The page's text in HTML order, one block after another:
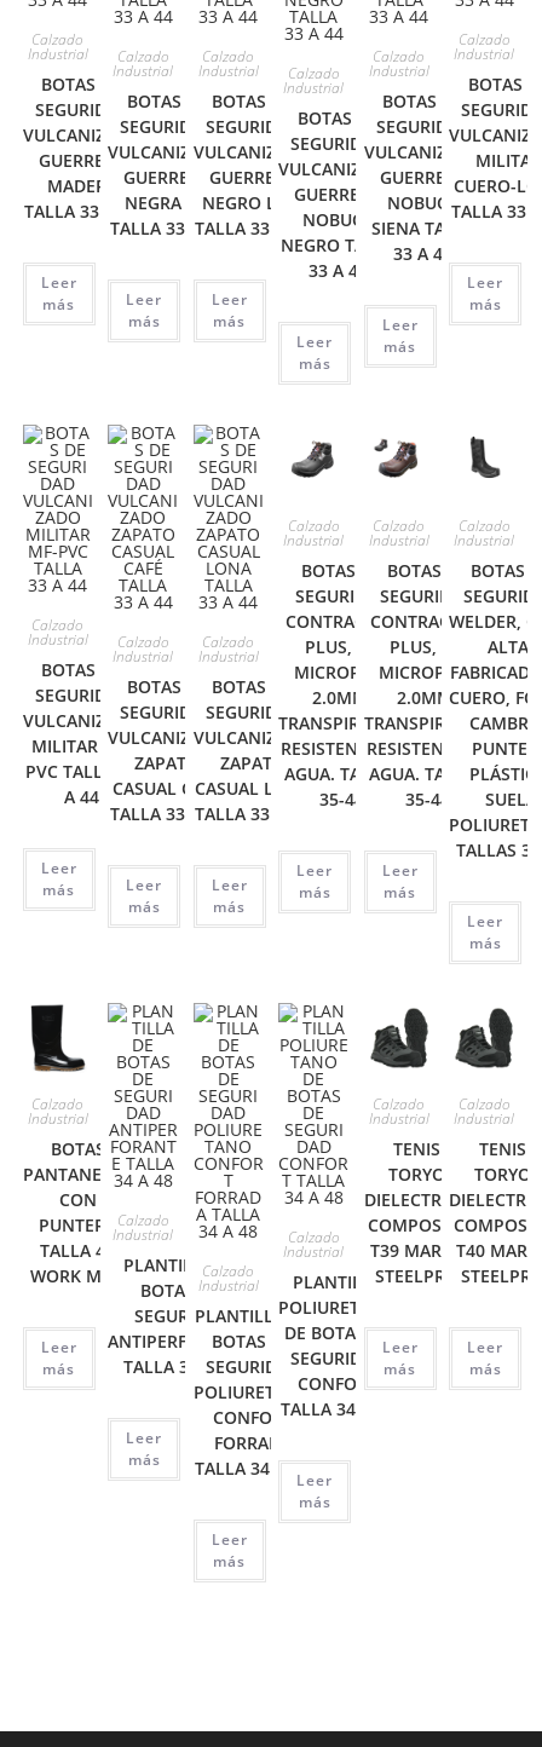
Calzado
Industrial
BOTAS DE
SEGURIDAD
VULCANIZADO
GUERRERA
MADERA
TALLA 33 A 44
Leer
más
Calzado
Industrial
BOTAS DE
SEGURIDAD
VULCANIZADO
GUERRERA
NEGRA MF
TALLA 33 A 44
Leer
más
Calzado
Industrial
BOTAS DE
SEGURIDAD
VULCANIZADO
GUERRERA
NEGRO LISO
TALLA 33 A 44
Leer
más
Calzado
Industrial
BOTAS DE
SEGURIDAD
VULCANIZADO
GUERRERA
NOBUCK
NEGRO TALLA
33 A 44
Leer
más
Calzado
Industrial
BOTAS DE
SEGURIDAD
VULCANIZADO
GUERRERA
NOBUCK
SIENA TALLA
33 A 44
Leer
más
Calzado
Industrial
BOTAS
MILITAR
CUERO-
TALLA 33
Leer
más
Calzado
Industrial
BOTAS DE
SEGURIDAD
VULCANIZADO
MILITAR MF-
PVC TALLA 33
A 44
Leer
más
Calzado
Industrial
BOTAS DE
SEGURIDAD
VULCANIZADO
ZAPATO
CASUAL CAFÉ
TALLA 33 A 44
Leer
más
Calzado
Industrial
BOTAS DE
SEGURIDAD
VULCANIZADO
ZAPATO
CASUAL LONA
TALLA 33 A 44
Leer
más
Calzado
Industrial
BOTAS DE
SEGURIDAD
CONTRACTOR
PLUS, EN
MICROPLEX
2.0MM,
TRANSPIRABLE,
RESISTENTE AL
AGUA. TALLAS
35-44
Leer
más
Calzado
Industrial
BOTAS DE
SEGURIDAD
CONTRACTOR
PLUS, EN
MICROPLEX
2.0MM,
TRANSPIRABLE,
RESISTENTE AL
AGUA. TALLAS
35-44
Leer
más
Calzado
Industrial
BOTAS
WELDER,
ALTA,
CUERO,
SUELA
TALLAS
Leer
más
Calzado
Industrial
BOTAS
PANTANERAS
CON
PUNTERA
TALLA 43
WORK MAN
Leer
más
Calzado
Industrial
PLANTILLA DE
BOTAS DE
SEGURIDAD
ANTIPERFORANTE
TALLA 34 A 48
Leer
más
Calzado
Industrial
PLANTILLA DE
BOTAS DE
SEGURIDAD
POLIURETANO
CONFORT
FORRADA
TALLA 34 A 48
Leer
más
Calzado
Industrial
PLANTILLA
POLIURETANO
DE BOTAS DE
SEGURIDAD
CONFORT
TALLA 34 A 48
Leer
más
Calzado
Industrial
TENIS
TORYO
DIELECTRICO
COMPOSITE
T39 MARCA
STEELPRO
Leer
más
Calzado
Industrial
TENIS
TORYO
T40
Leer
más